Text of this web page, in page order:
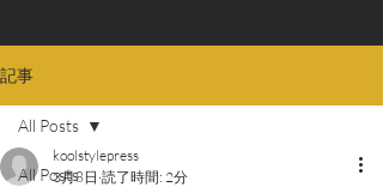
記事
All Posts
All Posts
koolstylepress
3月8日 読了時間: 2分